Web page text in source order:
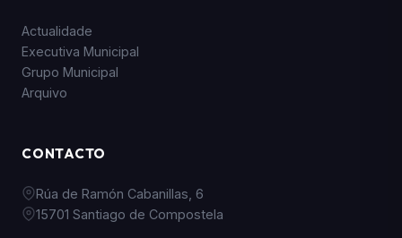
Actualidade
Executiva Municipal
Grupo Municipal
Arquivo
CONTACTO
Rúa de Ramón Cabanillas, 6
15701 Santiago de Compostela